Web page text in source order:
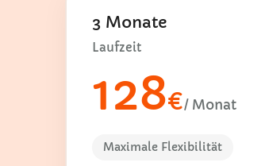
3 Monate
Laufzeit
128€/ Monat
Maximale Flexibilität